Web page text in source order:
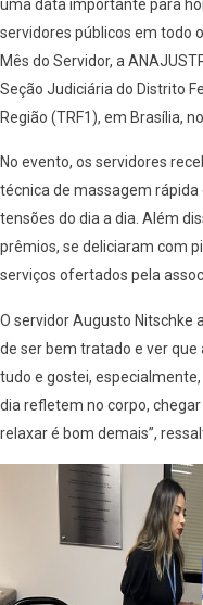
uma data importante para
servidores públicos em todo
Mês do Servidor, a
Seção Judiciária do Distrito
Região (TRF1), em Brasília,
No evento, os servidores
técnica de massagem rápida
tensões do dia a dia. Além
prêmios, se deliciaram com
serviços ofertados pela
O servidor Augusto Nitschke
de ser bem tratado e ver
tudo e gostei,
dia refletem no corpo,
relaxar é bom demais”,